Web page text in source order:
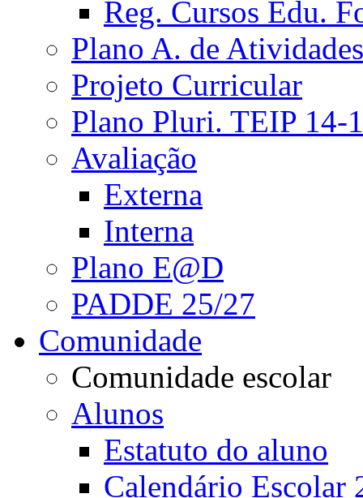
Reg. Cursos Edu.
Plano A. de Atividades
Projeto Curricular
Plano Pluri. TEIP 14-
Avaliação
Externa
Interna
Plano E@D
PADDE 25/27
Comunidade
Comunidade escolar
Alunos
Estatuto do aluno
Calendário Escolar